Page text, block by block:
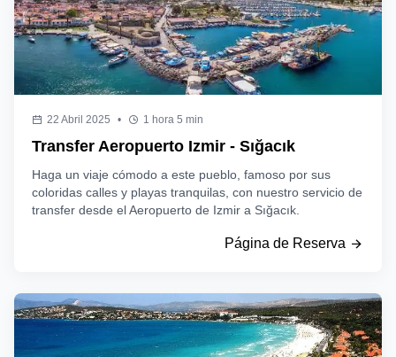
22 Abril 2025 • 1 hora 5 min
Transfer Aeropuerto Izmir - Sığacık
Haga un viaje cómodo a este pueblo, famoso por sus
coloridas calles y playas tranquilas, con nuestro servicio de
transfer desde el Aeropuerto de Izmir a Sığacık.
Página de Reserva